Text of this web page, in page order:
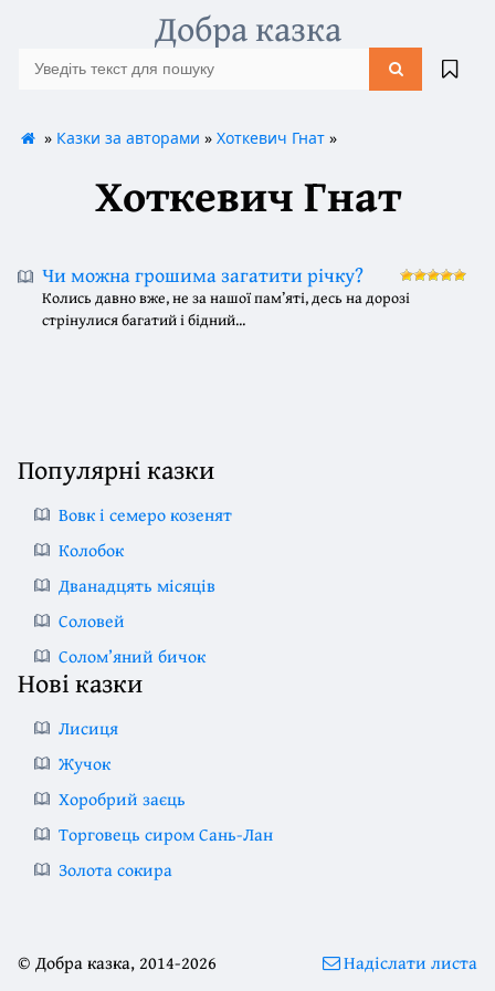
Добра казка
» Казки за авторами » Хоткевич Гнат»
Хоткевич Гнат
Чи можна грошима загатити річку?
Колись давно вже, не за нашої пам’яті, десь на дорозі
стрінулися багатий і бідний...
Популярні казки
Вовк і семеро козенят
Колобок
Дванадцять місяців
Соловей
Солом’яний бичок
Нові казки
Лисиця
Жучок
Хоробрий заєць
Торговець сиром Сань-Лан
Золота сокира
© Добра казка, 2014-2026 Надіслати листа